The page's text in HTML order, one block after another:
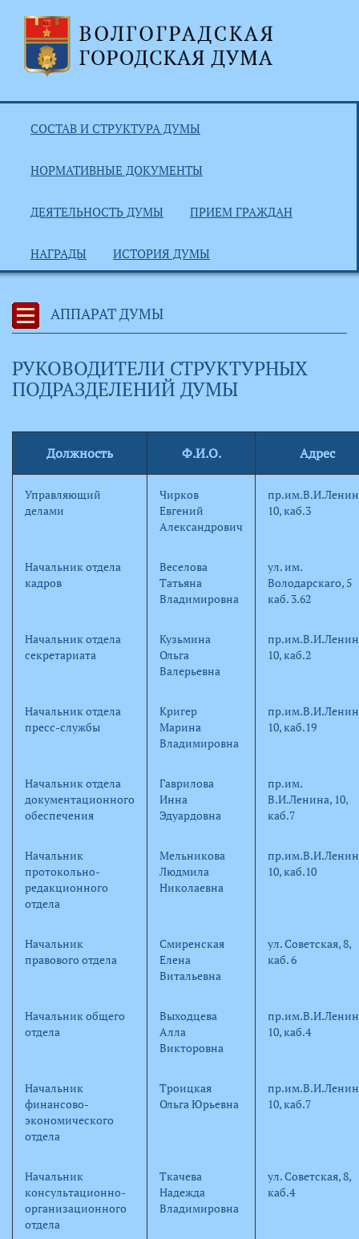
СОСТАВ И СТРУКТУРА ДУМЫ
НОРМАТИВНЫЕ ДОКУМЕНТЫ
ДЕЯТЕЛЬНОСТЬ ДУМЫ ПРИЕМ ГРАЖДАН
НАГРАДЫ ИСТОРИЯ ДУМЫ
АППАРАТ ДУМЫ
РУКОВОДИТЕЛИ СТРУКТУРНЫХ
ПОДРАЗДЕЛЕНИЙ ДУМЫ
Должность Ф.И.О. Адрес
Управляющий
делами
Чирков
Евгений
Александрович
10, каб.3
Начальник отдела
кадров
Веселова
Татьяна
Владимировна
ул. им.
Володарскаго, 5
каб. 3.62
Начальник отдела
секретариата
Кузьмина
Ольга
Валерьевна
10, каб.2
Начальник отдела
пресс-службы
Кригер
Марина
Владимировна
10, каб.19
Начальник отдела
документационного
обеспечения
Гаврилова
Инна
Эдуардовна
пр.им.
В.И.Ленина, 10,
каб.7
Начальник
протокольно-
редакционного
отдела
Мельникова
Людмила
Николаевна
10, каб.10
Начальник
правового отдела
Смиренская
Елена
Витальевна
ул. Советская, 8,
каб. 6
Начальник общего
отдела
Выходцева
Алла
Викторовна
10, каб.4
Начальник
финансово-
экономического
отдела
Троицкая
Ольга Юрьевна
10, каб.7
Начальник
консультационно-
организационного
отдела
Ткачева
Надежда
Владимировна
ул. Советская, 8,
каб.4